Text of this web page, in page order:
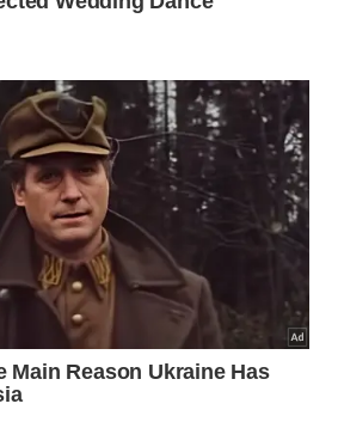
o mais carregado ou o mais
ser o mais controlado, o mais
que aquela pessoa
momento. Construir essa
e sem vaidade, é o que
reais no treino e uma longa vida
sem o risco desnecessário de
tirar semanas de evolução.